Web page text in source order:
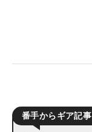
番手からギア記事